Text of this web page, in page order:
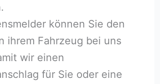
können Sie den
ihrem Fahrzeug bei uns
wir einen
für Sie oder eine